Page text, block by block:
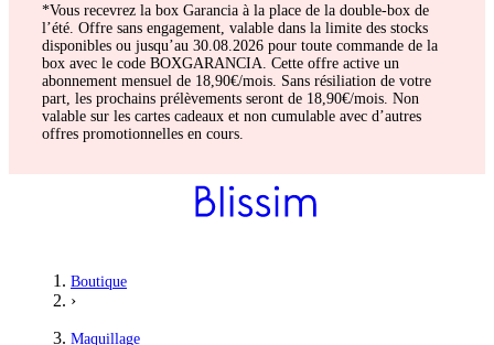
*Vous recevrez la box Garancia à la place de la double-box de
l’été. Offre sans engagement, valable dans la limite des stocks
disponibles ou jusqu’au 30.08.2026 pour toute commande de la
box avec le code BOXGARANCIA. Cette offre active un
abonnement mensuel de 18,90€/mois. Sans résiliation de votre
part, les prochains prélèvements seront de 18,90€/mois. Non
valable sur les cartes cadeaux et non cumulable avec d’autres
offres promotionnelles en cours.
Boutique
›
Maquillage